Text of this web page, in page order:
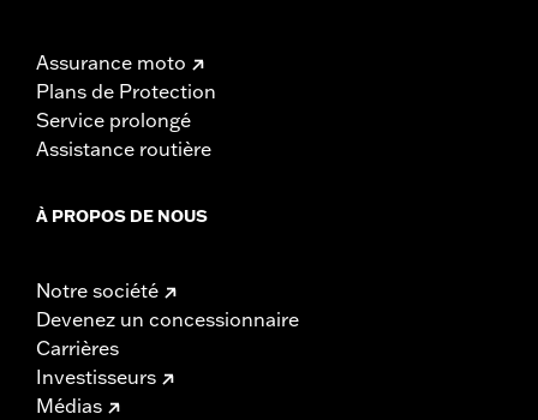
Assurance moto
Plans de Protection
Service prolongé
Assistance routière
À PROPOS DE NOUS
Notre société
Devenez un concessionnaire
Carrières
Investisseurs
Médias